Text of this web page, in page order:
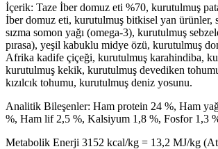
İçerik: Taze İber domuz eti %70, kurutulmuş
İber domuz eti, kurutulmuş bitkisel yan ürünler,
sızma somon yağı (omega-3), kurutulmuş
pırasa), yeşil kabuklu midye özü, kurutulmuş
Afrika kadife çiçeği, kurutulmuş karahindiba,
kurutulmuş kekik, kurutulmuş devediken
kızılcık tohumu, kurutulmuş deniz yosunu.
Analitik Bileşenler: Ham protein 24 %, Ham
%, Ham lif 2,5 %, Kalsiyum 1,8 %, Fosfor 1,3
Metabolik Enerji 3152 kcal/kg = 13,2 MJ/kg